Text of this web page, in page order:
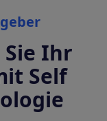
Ihr
Self